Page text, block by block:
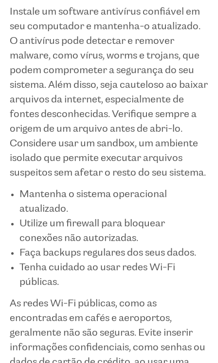
Instale um software antivírus confiável em
seu computador e mantenha-o atualizado.
O antivírus pode detectar e remover
malware, como vírus, worms e trojans, que
podem comprometer a segurança do seu
sistema. Além disso, seja cauteloso ao baixar
arquivos da internet, especialmente de
fontes desconhecidas. Verifique sempre a
origem de um arquivo antes de abri-lo.
Considere usar um sandbox, um ambiente
isolado que permite executar arquivos
suspeitos sem afetar o resto do seu sistema.
Mantenha o sistema operacional
atualizado.
Utilize um firewall para bloquear
conexões não autorizadas.
Faça backups regulares dos seus dados.
Tenha cuidado ao usar redes Wi-Fi
públicas.
As redes Wi-Fi públicas, como as
encontradas em cafés e aeroportos,
geralmente não são seguras. Evite inserir
informações confidenciais, como senhas ou